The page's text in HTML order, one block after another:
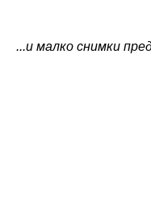
...и малко снимки